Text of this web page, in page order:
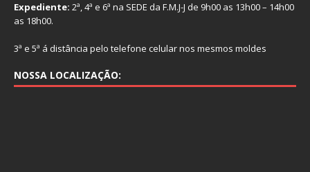
Expediente: 2ª, 4ª e 6ª na SEDE da F.M.J-J de 9h00 as 13h00 – 14h00
as 18h00.
3ª e 5ª á distância pelo telefone celular nos mesmos moldes
NOSSA LOCALIZAÇÃO: